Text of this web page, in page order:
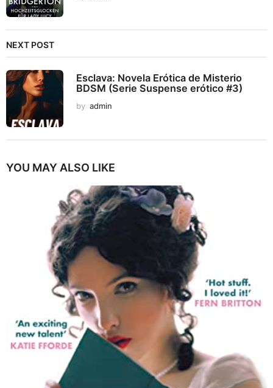
NEXT POST
Esclava: Novela Erótica de Misterio
BDSM (Serie Suspense erótico #3)
by admin
YOU MAY ALSO LIKE